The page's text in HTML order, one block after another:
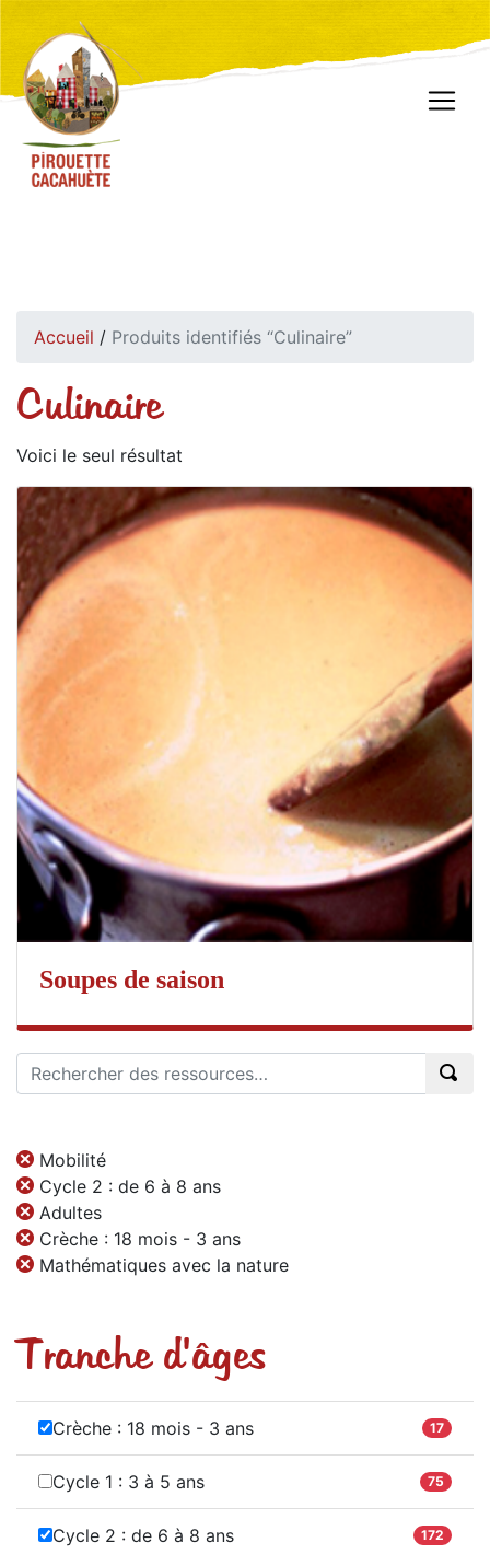
Accueil / Produits identifiés “Culinaire”
Culinaire
Voici le seul résultat
Soupes de saison
Mobilité
Cycle 2 : de 6 à 8 ans
Adultes
Crèche : 18 mois - 3 ans
Mathématiques avec la nature
Tranche d'âges
Crèche : 18 mois - 3 ans 17
Cycle 1 : 3 à 5 ans 75
Cycle 2 : de 6 à 8 ans 172